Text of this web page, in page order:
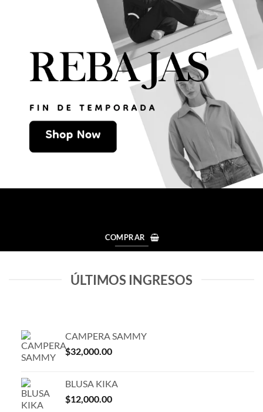
COMPRAR
ÚLTIMOS INGRESOS
CAMPERA SAMMY
$32,000.00
BLUSA KIKA
$12,000.00